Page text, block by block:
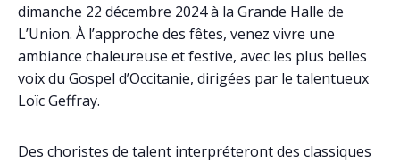
dimanche 22 décembre 2024 à la Grande Halle de
L’Union. À l’approche des fêtes, venez vivre une
ambiance chaleureuse et festive, avec les plus belles
voix du Gospel d’Occitanie, dirigées par le talentueux
Loïc Geffray.
Des choristes de talent interpréteront des classiques